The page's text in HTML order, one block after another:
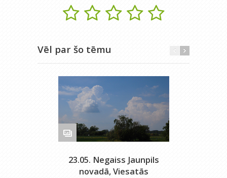
Vēl par šo tēmu
23.05. Negaiss Jaunpils
novadā, Viesatās